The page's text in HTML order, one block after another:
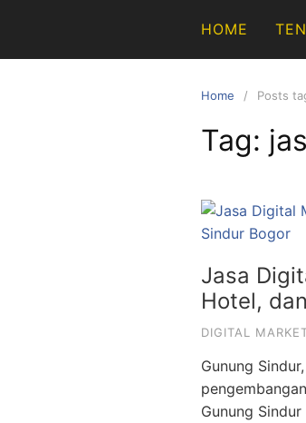
content
HOME
Home Posts
Tag:
Jasa
Hotel,
DIGITAL
Gunung
Gunung